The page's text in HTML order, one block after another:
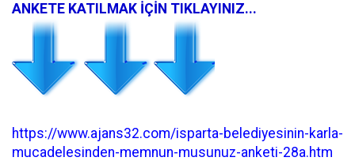
ANKETE KATILMAK İÇİN TIKLAYINIZ...
https://www.ajans32.com/isparta-belediyesinin-karla-
mucadelesinden-memnun-musunuz-anketi-28a.htm